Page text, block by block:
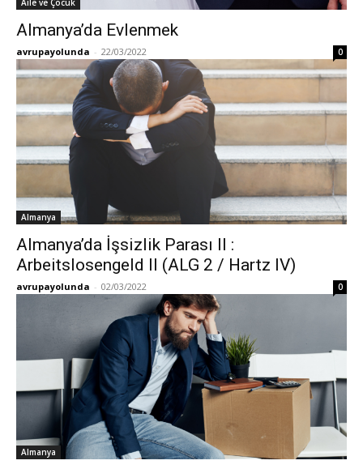
Aile ve Çocuk
Almanya’da Evlenmek
avrupayolunda - 22/03/2022 0
Almanya
Almanya’da İşsizlik Parası II :
Arbeitslosengeld II (ALG 2 / Hartz IV)
avrupayolunda - 02/03/2022 0
Almanya